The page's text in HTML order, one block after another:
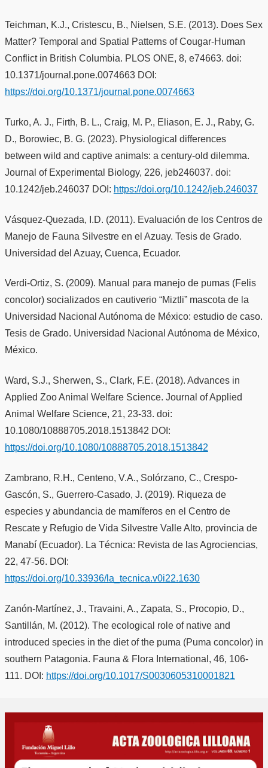
Teichman, K.J., Cristescu, B., Nielsen, S.E. (2013). Does Sex
Matter? Temporal and Spatial Patterns of Cougar-Human
Conflict in British Columbia. PLOS ONE, 8, e74663. doi:
10.1371/journal.pone.0074663 DOI:
https://doi.org/10.1371/journal.pone.0074663
Turko, A. J., Firth, B. L., Craig, M. P., Eliason, E. J., Raby, G.
D., Borowiec, B. G. (2023). Physiological differences
between wild and captive animals: a century-old dilemma.
Journal of Experimental Biology, 226, jeb246037. doi:
10.1242/jeb.246037 DOI: https://doi.org/10.1242/jeb.246037
Vásquez-Quezada, I.D. (2011). Evaluación de los Centros de
Manejo de Fauna Silvestre en el Azuay. Tesis de Grado.
Universidad del Azuay, Cuenca, Ecuador.
Verdi-Ortiz, S. (2009). Manual para manejo de pumas (Felis
concolor) socializados en cautiverio “Miztli” mascota de la
Universidad Nacional Autónoma de México: estudio de caso.
Tesis de Grado. Universidad Nacional Autónoma de México,
México.
Ward, S.J., Sherwen, S., Clark, F.E. (2018). Advances in
Applied Zoo Animal Welfare Science. Journal of Applied
Animal Welfare Science, 21, 23-33. doi:
10.1080/10888705.2018.1513842 DOI:
https://doi.org/10.1080/10888705.2018.1513842
Zambrano, R.H., Centeno, V.A., Solórzano, C., Crespo-
Gascón, S., Guerrero-Casado, J. (2019). Riqueza de
especies y abundancia de mamíferos en el Centro de
Rescate y Refugio de Vida Silvestre Valle Alto, provincia de
Manabí (Ecuador). La Técnica: Revista de las Agrociencias,
22, 47-56. DOI:
https://doi.org/10.33936/la_tecnica.v0i22.1630
Zanón-Martínez, J., Travaini, A., Zapata, S., Procopio, D.,
Santillán, M. (2012). The ecological role of native and
introduced species in the diet of the puma (Puma concolor) in
southern Patagonia. Fauna & Flora International, 46, 106-
111. DOI: https://doi.org/10.1017/S0030605310001821